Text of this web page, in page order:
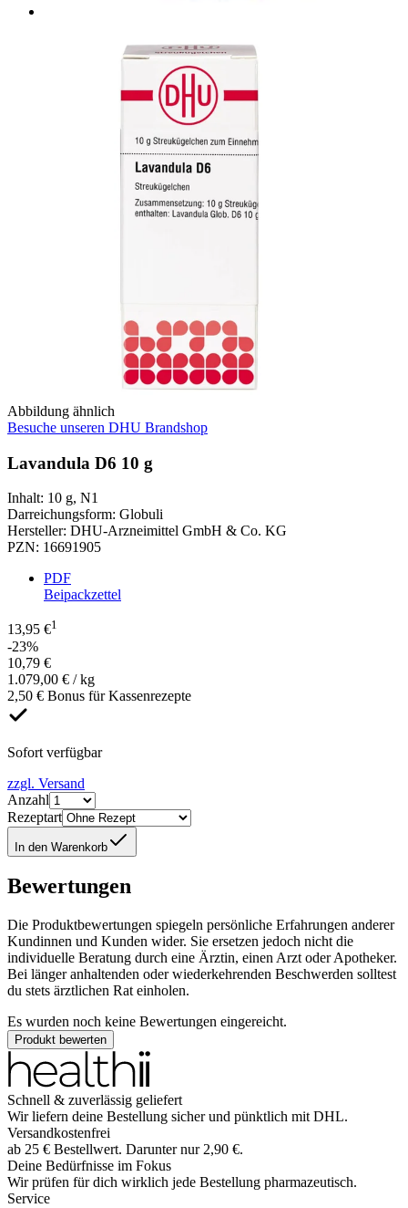
Abbildung ähnlich
Besuche unseren DHU Brandshop
Lavandula D6 10 g
Inhalt: 10 g, N1
Darreichungsform: Globuli
Hersteller: DHU-Arzneimittel GmbH & Co. KG
PZN: 16691905
PDF
Beipackzettel
13,95 €1
-23%
10,79 €
1.079,00 € / kg
2,50 € Bonus für Kassenrezepte
Sofort verfügbar
zzgl. Versand
Anzahl
Rezeptart
In den Warenkorb
Bewertungen
Die Produktbewertungen spiegeln persönliche Erfahrungen anderer
Kundinnen und Kunden wider. Sie ersetzen jedoch nicht die
individuelle Beratung durch eine Ärztin, einen Arzt oder Apotheker.
Bei länger anhaltenden oder wiederkehrenden Beschwerden solltest
du stets ärztlichen Rat einholen.
Es wurden noch keine Bewertungen eingereicht.
Produkt bewerten
Schnell & zuverlässig geliefert
Wir liefern deine Bestellung sicher und pünktlich mit DHL.
Versandkostenfrei
ab 25 € Bestellwert. Darunter nur 2,90 €.
Deine Bedürfnisse im Fokus
Wir prüfen für dich wirklich jede Bestellung pharmazeutisch.
Service